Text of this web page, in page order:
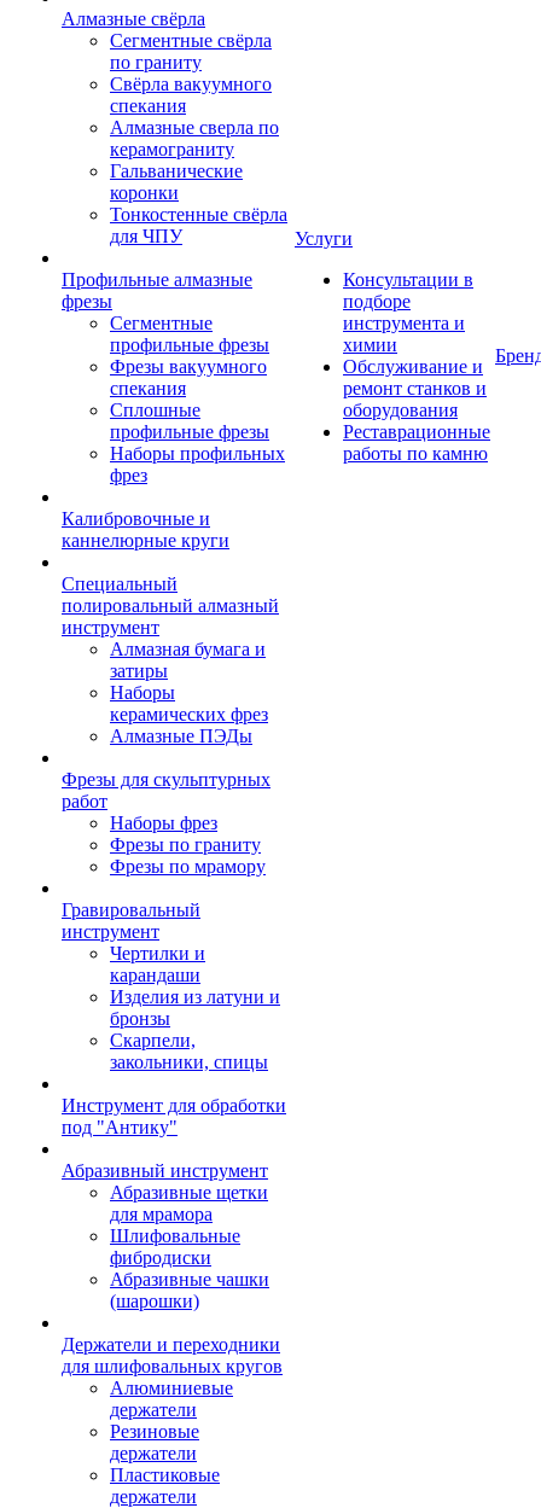
Алмазные свёрла
Сегментные свёрла
по граниту
Свёрла вакуумного
спекания
Алмазные сверла по
керамограниту
Гальванические
коронки
Тонкостенные свёрла
для ЧПУ
Профильные алмазные
фрезы
Сегментные
профильные фрезы
Фрезы вакуумного
спекания
Сплошные
профильные фрезы
Наборы профильных
фрез
Калибровочные и
каннелюрные круги
Специальный
полировальный алмазный
инструмент
Алмазная бумага и
затиры
Наборы
керамических фрез
Алмазные ПЭДы
Фрезы для скульптурных
работ
Наборы фрез
Фрезы по граниту
Фрезы по мрамору
Гравировальный
инструмент
Чертилки и
карандаши
Изделия из латуни и
бронзы
Скарпели,
закольники, спицы
Инструмент для обработки
под "Антику"
Абразивный инструмент
Абразивные щетки
для мрамора
Шлифовальные
фибродиски
Абразивные чашки
(шарошки)
Держатели и переходники
для шлифовальных кругов
Алюминиевые
держатели
Резиновые
держатели
Пластиковые
держатели
Услуги
Консультации в
подборе
инструмента и
химии
Обслуживание и
ремонт станков и
оборудования
Реставрационные
работы по камню